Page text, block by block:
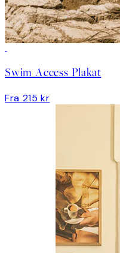
Swim Access Plakat
Fra 215 kr